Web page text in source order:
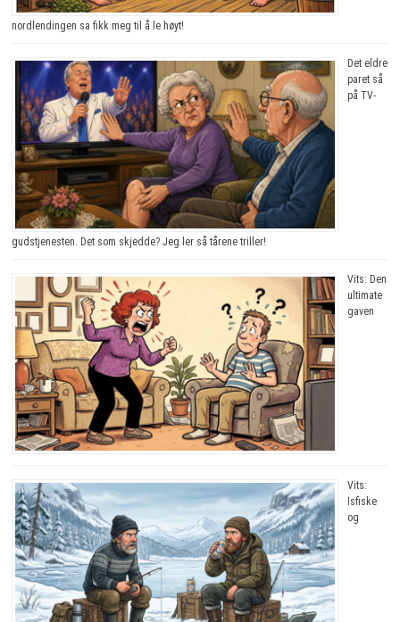
nordlendingen sa fikk meg til å le høyt!
Det eldre
paret så
på TV-
gudstjenesten. Det som skjedde? Jeg ler så tårene triller!
Vits: Den
ultimate
gaven
Vits:
Isfiske
og